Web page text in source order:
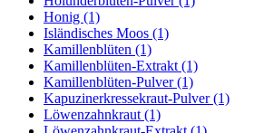
Honig (1)
Isländisches Moos (1)
Kamillenblüten (1)
Kamillenblüten-Extrakt (1)
Kamillenblüten-Pulver (1)
Kapuzinerkressekraut-Pulver (1)
Löwenzahnkraut (1)